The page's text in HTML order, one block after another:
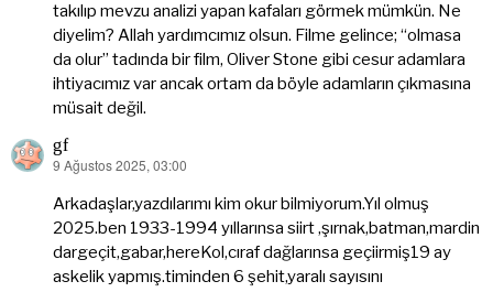
takılıp mevzu analizi yapan kafaları görmek mümkün. Ne
diyelim? Allah yardımcımız olsun. Filme gelince; “olmasa
da olur” tadında bir film, Oliver Stone gibi cesur adamlara
ihtiyacımız var ancak ortam da böyle adamların çıkmasına
müsait değil.
gf
dedi
9 Ağustos 2025, 03:00
Arkadaşlar,yazdılarımı kim okur bilmiyorum.Yıl olmuş
2025.ben 1933-1994 yıllarınsa siirt ,şırnak,batman,mardin
dargeçit,gabar,hereKol,cıraf dağlarınsa geçiirmiş19 ay
askelik yapmış.timinden 6 şehit,yaralı sayısını